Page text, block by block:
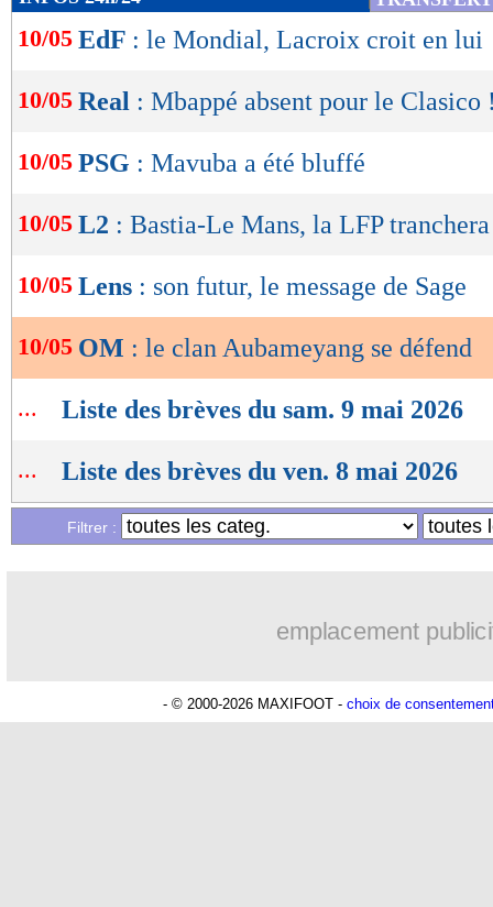
de
lecture
OK
10/05 EdF : le Mondial, Lacroix croit en lui
10/05 Real : Mbappé absent pour le Clasico
10/05 PSG : Mavuba a été bluffé
10/05 L2 : Bastia-Le Mans, la LFP
10/05 Lens : son futur, le message de Sage
10/05 OM : le clan Aubameyang se défend
... Liste des brèves du sam. 9 mai 2026
... Liste des brèves du ven. 8 mai 2026
Filtrer :
emplacement
- © 2000-2026 MAXIFOOT - choix de